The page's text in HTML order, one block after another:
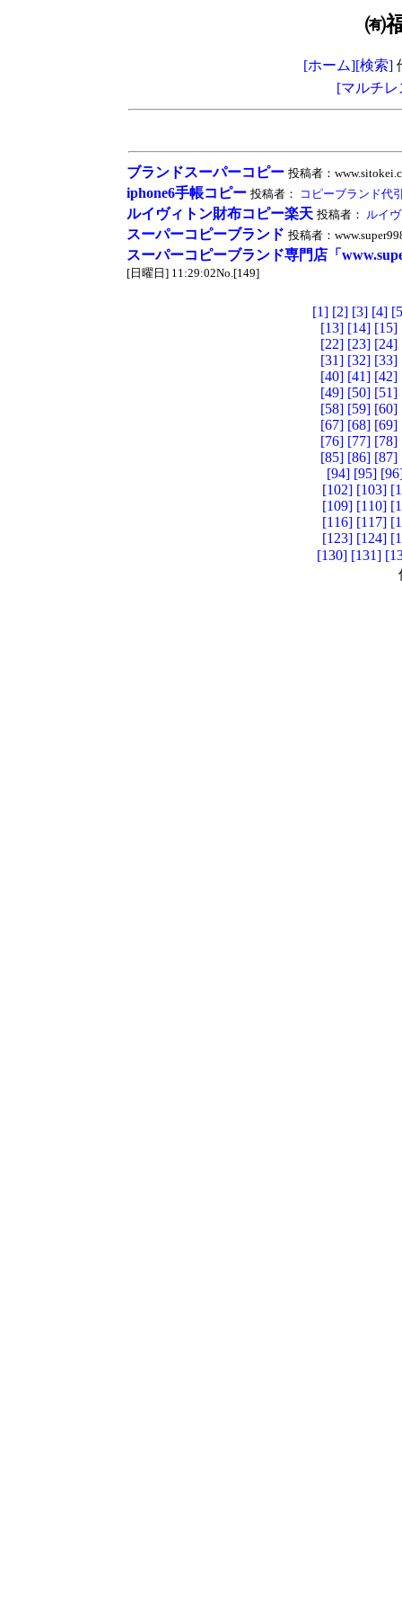
㈲
[ホーム][検索]
[マルチ
ブランドスーパーコピー 投稿者：
iphone6手帳コピー 投稿者： コピーブランド代
ルイヴィトン財布コピー楽天 投稿者： ルイ
スーパーコピーブランド 投稿者：
スーパーコピーブランド専門店「
[日曜日] 11:29:02No.[149]
[1] [2] [3] [4]
[13] [14] [15]
[22] [23] [24]
[31] [32] [33]
[40] [41] [42]
[49] [50] [51]
[58] [59] [60]
[67] [68] [69]
[76] [77] [78]
[85] [86] [87]
[94] [95]
[102] [103]
[109] [110]
[116] [117]
[123] [124]
[130] [131]